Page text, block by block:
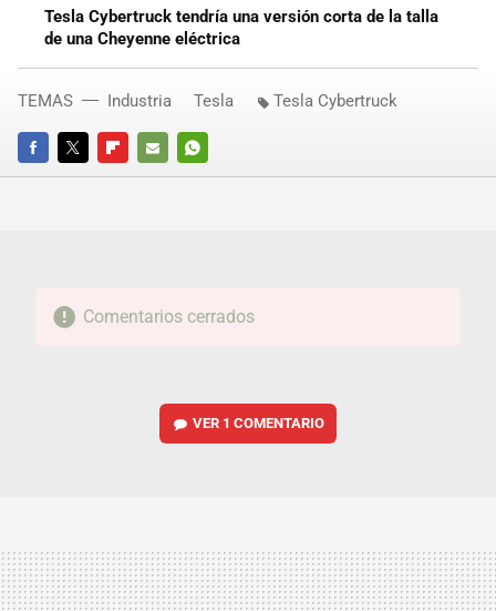
Tesla Cybertruck tendría una versión corta de la talla
de una Cheyenne eléctrica
FACEBOOKTWITTERFLIPBOARD
E-
WHATSAPP
TEMAS Industria Tesla Tesla Cybertruck
Comentarios cerrados
VER 1 COMENTARIO